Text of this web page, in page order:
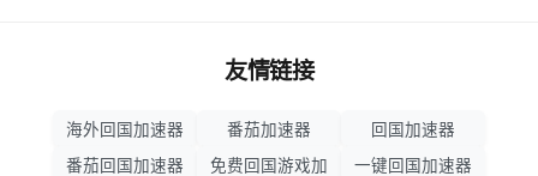
友情链接
海外回国加速器 番茄加速器
回国加速器
番茄回国加速器
免费回国游戏加
一键回国加速器